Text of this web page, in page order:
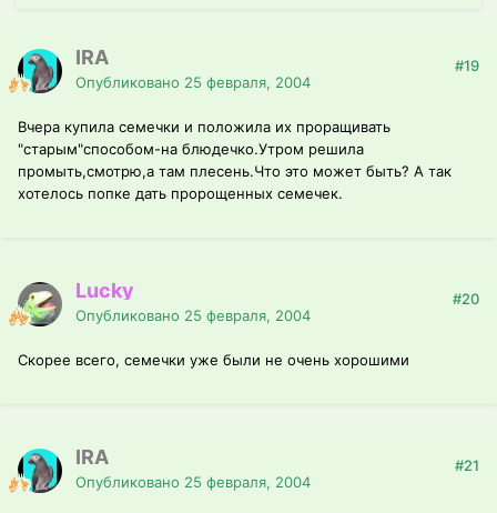
IRA
Опубликовано 25 февраля, 2004
#19
Вчера купила семечки и положила их проращивать
"старым"способом-на блюдечко.Утром решила
промыть,смотрю,а там плесень.Что это может быть? А так
хотелось попке дать пророщенных семечек.
Lucky
Опубликовано 25 февраля, 2004
#20
Скорее всего, семечки уже были не очень хорошими
IRA
Опубликовано 25 февраля, 2004
#21